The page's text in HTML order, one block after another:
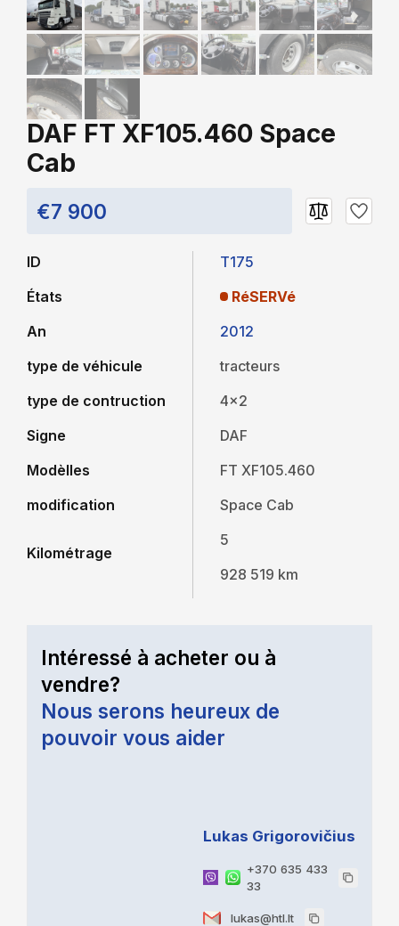
DAF FT XF105.460 Space
Cab
€7 900
ID
États
An
type de véhicule
type de contruction
Signe
Modèlles
modification
Kilométrage
T175
RéSERVé
2012
tracteurs
4x2
DAF
FT XF105.460
Space Cab
5
928 519 km
Intéressé à acheter ou à
vendre?
Nous serons heureux de
pouvoir vous aider
Lukas Grigorovičius
+370 635 433
33
lukas@htl.lt